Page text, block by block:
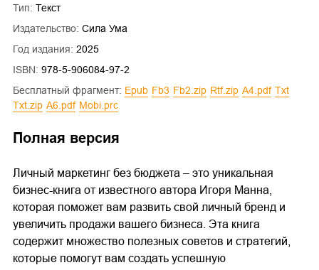
Тип: Текст
Издательство: Сила Ума
Год издания: 2025
ISBN: 978-5-906084-97-2
Бесплатный фрагмент:
epub fb3 fb2.zip rtf.zip a4.pdf
txt
txt.zip
a6.pdf mobi.prc
Полная версия
Личный маркетинг без бюджета – это уникальная
бизнес-книга от известного автора Игоря Манна,
которая поможет вам развить свой личный бренд и
увеличить продажи вашего бизнеса. Эта книга
содержит множество полезных советов и стратегий,
которые помогут вам создать успешную